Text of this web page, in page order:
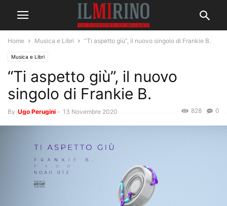
Home Musica e Libri “Ti aspetto giù”, il nuovo singolo di Frankie B.
Musica e Libri
“Ti aspetto giù”, il nuovo
singolo di Frankie B.
By Ugo Perugini - 13 Novembre 2020 0
828